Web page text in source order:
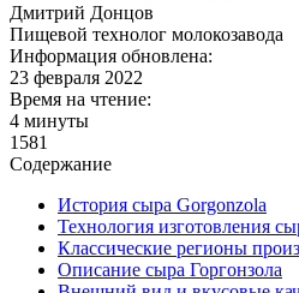
Дмитрий Донцов
Пищевой технолог молокозавода
Информация обновлена:
23 февраля 2022
Время на чтение:
4 минуты
1581
Содержание
История сыра Gorgonzola
Технология изготовления
Классические регионы
Описание сыра Горгонзола